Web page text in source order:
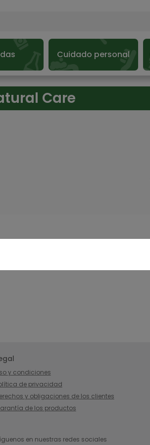
Cuidado personal
Care
y condiciones
de privacidad
y obligaciones de los clientes
de los productos
en nuestras redes sociales